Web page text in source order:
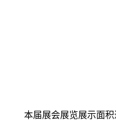
本届展会展览展示面